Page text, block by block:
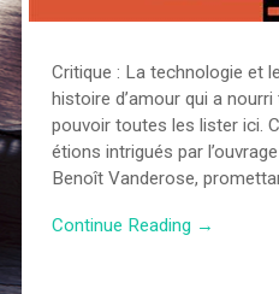
Critique : La technologie et
histoire d’amour qui a
pouvoir toutes les lister ici.
étions intrigués par
Benoît Vanderose,
Continue Reading →